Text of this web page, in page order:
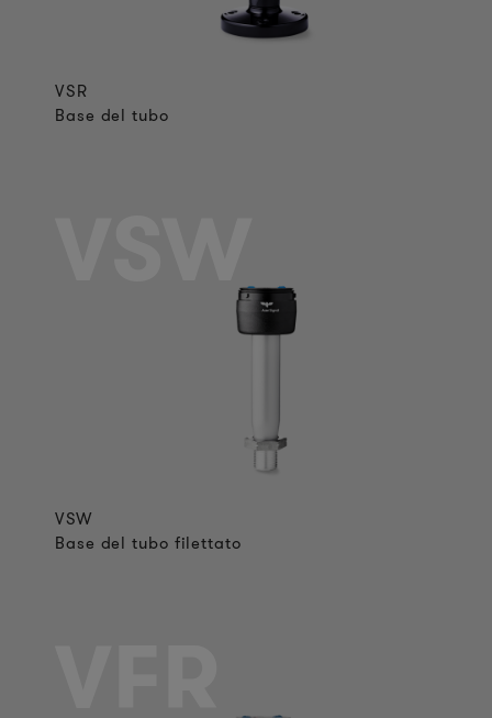
VSR
Base del tubo
VSW
VSW
Base del tubo filettato